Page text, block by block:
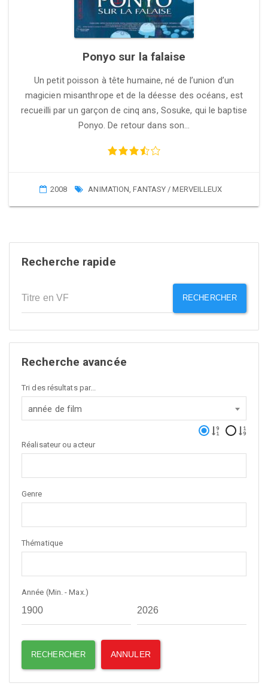
Ponyo sur la falaise
Un petit poisson à tête humaine, né de l’union d’un
magicien misanthrope et de la déesse des océans, est
recueilli par un garçon de cinq ans, Sosuke, qui le baptise
Ponyo. De retour dans son…
2008 ANIMATION,FANTASY / MERVEILLEUX
Recherche rapide
RECHERCHER
Recherche avancée
Tri des résultats par...
année de film
Réalisateur ou acteur
Genre
Thématique
Année (Min. - Max.)